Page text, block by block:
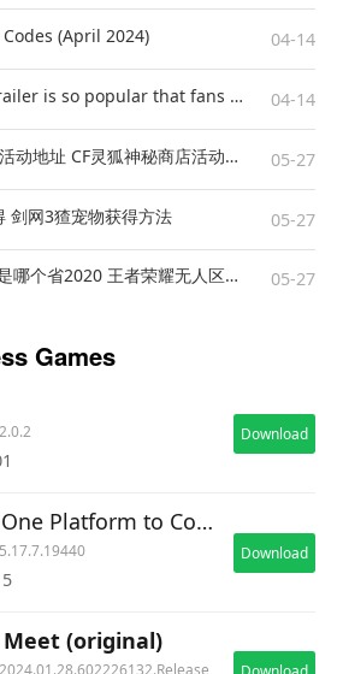
(April 2024) 04-14
"GTA6" game trailer is so popular that fans make and release a real-life version 04-14
CF灵狐神秘商店活动地址 CF灵狐神秘商店活动网址 05-27
剑网3猹宠物获得方法 05-27
王者荣耀无人区是哪个省2020 王者荣耀无人区在哪些地方 05-27
Games
Download
Zoom - One Platform to Connect
Download
Meet (original)